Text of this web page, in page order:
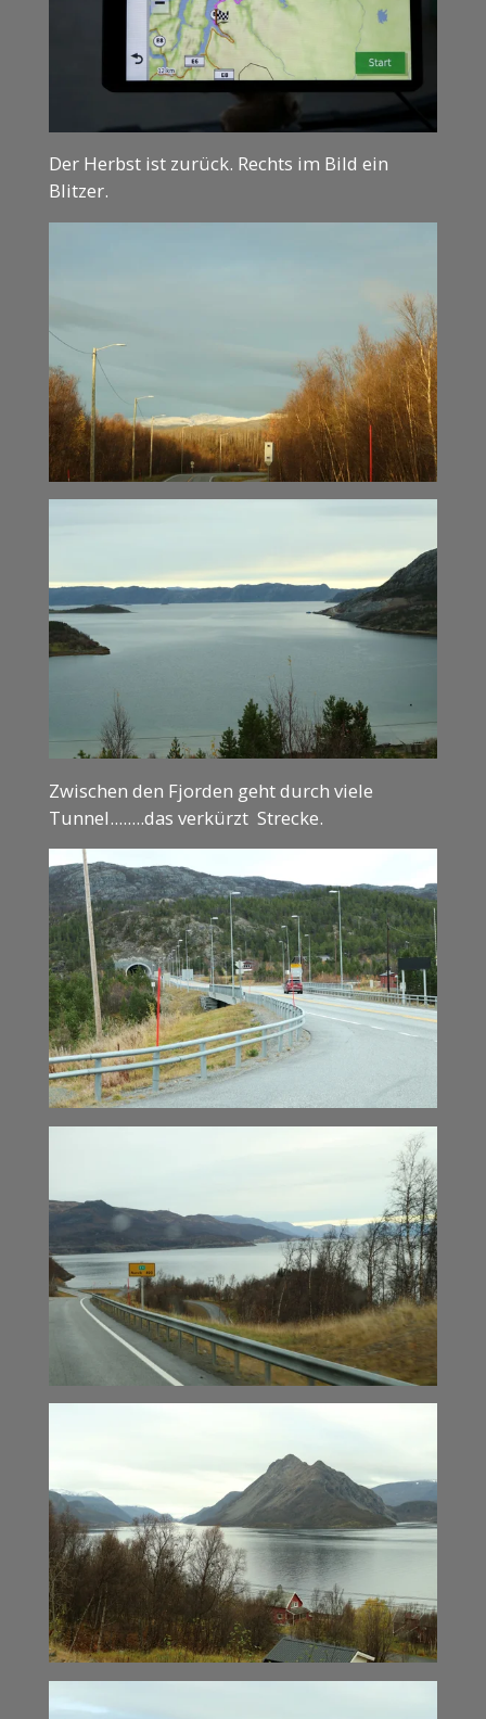
Der Herbst ist zurück. Rechts im Bild ein
Blitzer.
Zwischen den Fjorden geht durch viele
Tunnel........das verkürzt Strecke.